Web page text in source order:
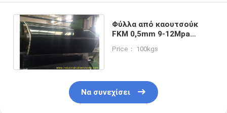
Φύλλα από καουτσούκ
FKM 0,5mm 9-12Mpa
-60°C έως 320°C
Price： 100kgs
Να συνεχίσει